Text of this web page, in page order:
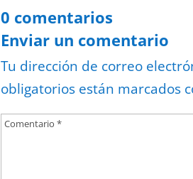
0 comentarios
Enviar un comentario
Tu dirección de correo
obligatorios están marcados